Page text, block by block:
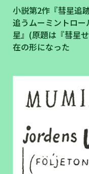
小説第2作『彗星追
追うムーミントロ
星』(原題は『彗星
在の形になった